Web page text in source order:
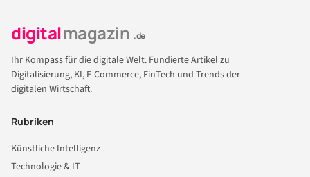
digitalmagazin .de
Ihr Kompass für die digitale Welt. Fundierte Artikel zu
Digitalisierung, KI, E-Commerce, FinTech und Trends der
digitalen Wirtschaft.
Rubriken
Künstliche Intelligenz
Technologie & IT